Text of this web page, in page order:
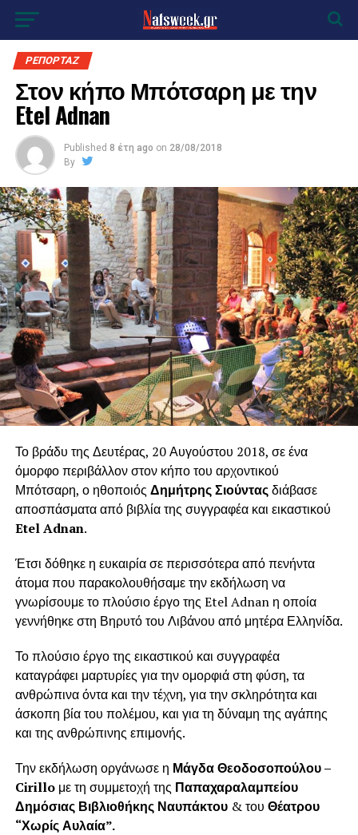
ΡΕΠΟΡΤΑΖ
Στον κήπο Μπότσαρη με την
Etel Adnan
Published 8 έτη ago on 28/08/2018
By
Το βράδυ της Δευτέρας, 20 Αυγούστου 2018, σε ένα
όμορφο περιβάλλον στον κήπο του αρχοντικού
Μπότσαρη, ο ηθοποιός Δημήτρης Σιούνταςδιάβασε
αποσπάσματα από βιβλία της συγγραφέα και εικαστικού
Etel Adnan.
Έτσι δόθηκε η ευκαιρία σε περισσότερα από πενήντα
άτομα που παρακολουθήσαμε την εκδήλωση να
γνωρίσουμε το πλούσιο έργο της Etel Adnan η οποία
γεννήθηκε στη Βηρυτό του Λιβάνου από μητέρα Ελληνίδα.
Το πλούσιο έργο της εικαστικού και συγγραφέα
καταγράφει μαρτυρίες για την ομορφιά στη φύση, τα
ανθρώπινα όντα και την τέχνη, για την σκληρότητα και
άσκοπη βία του πολέμου, και για τη δύναμη της αγάπης
και της ανθρώπινης επιμονής.
Την εκδήλωση οργάνωσε η Μάγδα Θεοδοσοπούλου –
Cirilloμε τη συμμετοχή της Παπαχαραλαμπείου
Δημόσιας Βιβλιοθήκης Ναυπάκτου& του Θέατρου
“Χωρίς Αυλαία”.